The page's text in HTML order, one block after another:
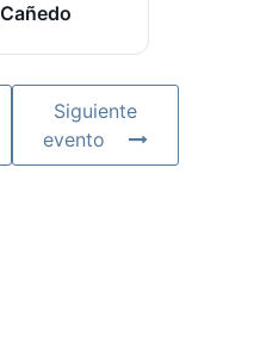
Siguiente
evento